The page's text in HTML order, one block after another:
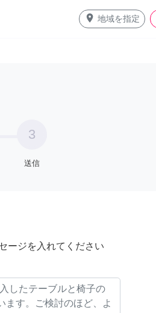
place 地域を指定
3
送信
ージを入れてください